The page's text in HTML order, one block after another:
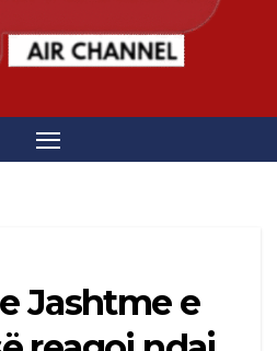
Jashtme e